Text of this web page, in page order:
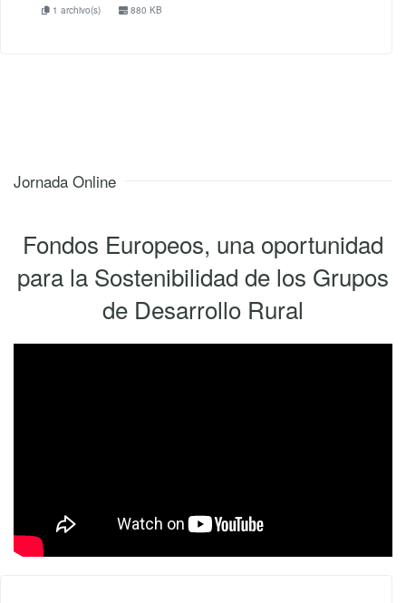
1 archivo(s) 880 KB
Jornada Online
Fondos Europeos, una oportunidad
para la Sostenibilidad de los Grupos
de Desarrollo Rural